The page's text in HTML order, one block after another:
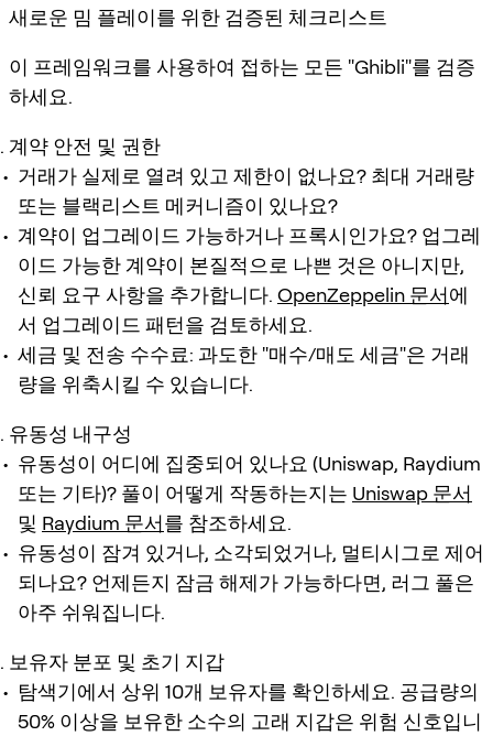
새로운 밈 플레이를 위한 검증된 체크리스트
이 프레임워크를 사용하여 접하는 모든 "Ghibli"를 검증
하세요.
계약 안전 및 권한
거래가 실제로 열려 있고 제한이 없나요? 최대 거래량
또는 블랙리스트 메커니즘이 있나요?
계약이 업그레이드 가능하거나 프록시인가요? 업그레
이드 가능한 계약이 본질적으로 나쁜 것은 아니지만,
신뢰 요구 사항을 추가합니다. OpenZeppelin 문서에
서 업그레이드 패턴을 검토하세요.
세금 및 전송 수수료: 과도한 "매수/매도 세금"은 거래
량을 위축시킬 수 있습니다.
유동성 내구성
유동성이 어디에 집중되어 있나요 (Uniswap, Raydium
또는 기타)? 풀이 어떻게 작동하는지는 Uniswap 문서
및 Raydium 문서를 참조하세요.
유동성이 잠겨 있거나, 소각되었거나, 멀티시그로 제어
되나요? 언제든지 잠금 해제가 가능하다면, 러그 풀은
아주 쉬워집니다.
보유자 분포 및 초기 지갑
탐색기에서 상위 10개 보유자를 확인하세요. 공급량의
50% 이상을 보유한 소수의 고래 지갑은 위험 신호입니